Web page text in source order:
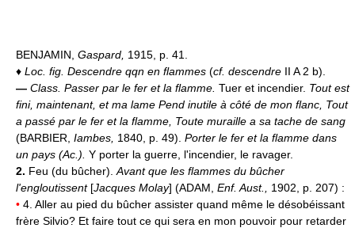
BENJAMIN, Gaspard, 1915, p. 41.
♦ Loc. fig. Descendre qqn en flammes (cf. descendre II A 2 b).
— Class. Passer par le fer et la flamme. Tuer et incendier. Tout est
fini, maintenant, et ma lame Pend inutile à côté de mon flanc, Tout
a passé par le fer et la flamme, Toute muraille a sa tache de sang
(BARBIER, Iambes, 1840, p. 49). Porter le fer et la flamme dans
un pays (Ac. ). Y porter la guerre, l'incendier, le ravager.
2. Feu (du bûcher). Avant que les flammes du bûcher
l'engloutissent[Jacques Molay] (ADAM, Enf. Aust., 1902, p. 207) :
• 4. Aller au pied du bûcher assister quand même le désobéissant
frère Silvio? Et faire tout ce qui sera en mon pouvoir pour retarder